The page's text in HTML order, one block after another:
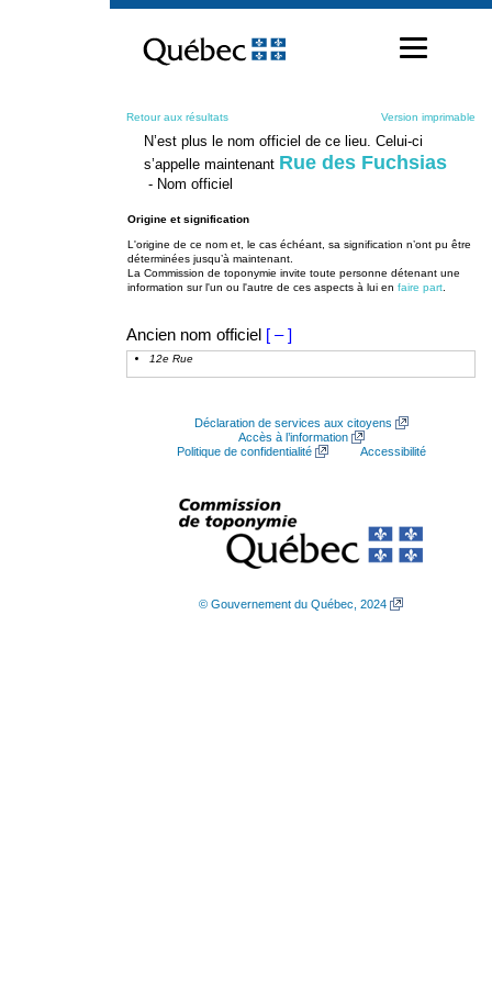
contenu
Retour aux résultats Version imprimable
N’est plus le nom officiel de ce lieu. Celui-ci
s’appelle maintenant Rue des Fuchsias
- Nom officiel
Origine et signification
L'origine de ce nom et, le cas échéant, sa signification n’ont pu être
déterminées jusqu’à maintenant.
La Commission de toponymie invite toute personne détenant une
information sur l'un ou l'autre de ces aspects à lui en faire part
Ancien nom officiel [ – ]
12e Rue
Déclaration de services aux citoyens
Accès à l’information
Politique de confidentialité
Accessibilité
© Gouvernement du Québec, 2024